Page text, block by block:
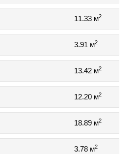
11.33 м2
3.91 м2
13.42 м2
12.20 м2
18.89 м2
3.78 м2